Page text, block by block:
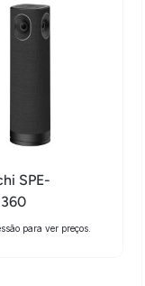
SPE-
para ver preços.